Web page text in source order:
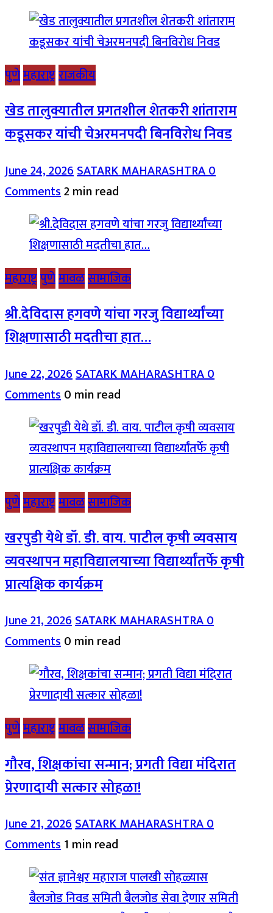
पुणेमहाराष्ट्रराजकीय
खेड तालुक्यातील प्रगतशील शेतकरी शांताराम
कडूसकर यांची चेअरमनपदी बिनविरोध निवड
June 24, 2026SATARK MAHARASHTRA0
Comments2 min read
महाराष्ट्रपुणेमावळसामाजिक
श्री.देविदास हगवणे यांचा गरजु विद्यार्थ्यांच्या
शिक्षणासाठी मदतीचा हात…
June 22, 2026SATARK MAHARASHTRA0
Comments0 min read
पुणेमहाराष्ट्रमावळसामाजिक
खरपुडी येथे डॉ. डी. वाय. पाटील कृषी व्यवसाय
व्यवस्थापन महाविद्यालयाच्या विद्यार्थ्यांतर्फे कृषी
प्रात्यक्षिक कार्यक्रम
June 21, 2026SATARK MAHARASHTRA0
Comments0 min read
पुणेमहाराष्ट्रमावळसामाजिक
गौरव, शिक्षकांचा सन्मान; प्रगती विद्या मंदिरात
प्रेरणादायी सत्कार सोहळा!
June 21, 2026SATARK MAHARASHTRA0
Comments1 min read